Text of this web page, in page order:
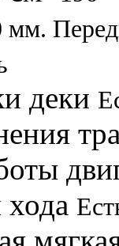
мм.
деки